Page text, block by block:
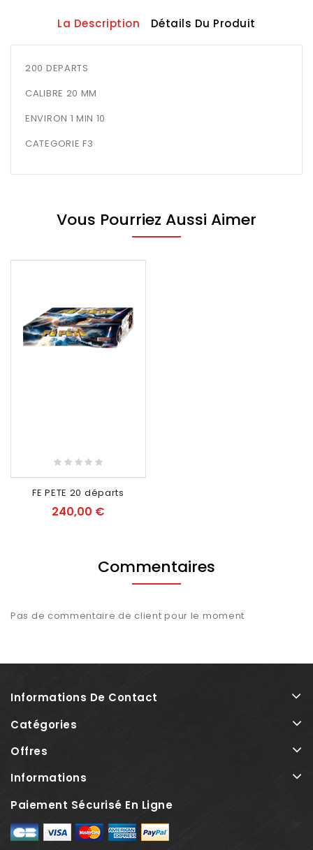
La Description Détails Du Produit
200 DEPARTS
CALIBRE 20 MM
ENVIRON 1 MIN 10
CATEGORIE F3
Vous Pourriez Aussi Aimer
RUPTURE DE STOCK
FE PETE 20 départs
240,00 €
Commentaires
Pas de commentaire de client pour le moment
Informations De Contact
Catégories
Offres
Informations
Paiement Sécurisé En Ligne